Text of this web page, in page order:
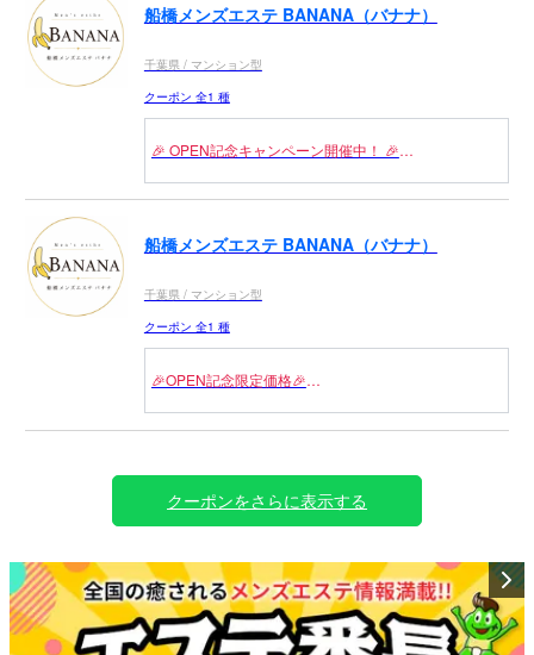
船橋メンズエステ BANANA（バナナ）
千葉県 / マンション型
クーポン 全1 種
🎉 OPEN記念キャンペーン開催中！ 🎉
✨スタンダードコースが 3,000円OFF！
🔥 120分 19,000円 → 16,000円
🔥 150分 23,000円 → 20,000円
ぜひご利用ください♪
船橋メンズエステ BANANA（バナナ）
千葉県 / マンション型
クーポン 全1 種
🎉OPEN記念限定価格🎉
70分 18,000円 → 15,000円
✨MB・DL20分・神トロ付き！✨
✨人気オプション込みの特別価格✨
このチャンスをお見逃しなく！
クーポンをさらに表示する